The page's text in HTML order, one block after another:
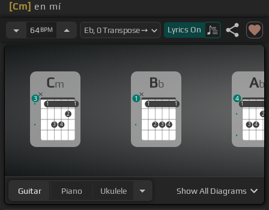
[Cm] en mí
[Cm]camino.
64BPM Lyrics On
Cm
1
3 4
2
1
1 1
3
Bb
1
2 3 4
1
1 1
1
Ab
1
3 4
2
1
4
Guitar Piano Ukulele ShowAll Diagrams